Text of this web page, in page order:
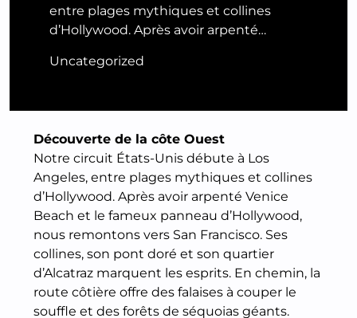
entre plages mythiques et collines
d’Hollywood. Après avoir arpenté…
Uncategorized
Découverte de la côte Ouest
Notre circuit États-Unis débute à Los
Angeles, entre plages mythiques et collines
d’Hollywood. Après avoir arpenté Venice
Beach et le fameux panneau d’Hollywood,
nous remontons vers San Francisco. Ses
collines, son pont doré et son quartier
d’Alcatraz marquent les esprits. En chemin, la
route côtière offre des falaises à couper le
souffle et des forêts de séquoias géants.